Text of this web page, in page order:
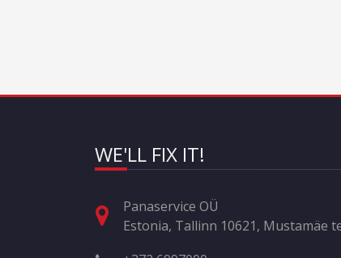
WE'LL FIX IT!
Panaservice OÜ
Estonia, Tallinn 10621, Mustamäe